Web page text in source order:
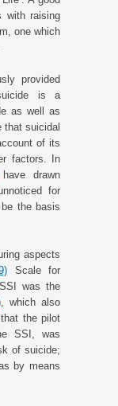
with raising
one which
provided
is a
as well as
that suicidal
of its
factors. In
drawn
for
the basis
aspects
Scale for
was the
which also
the pilot
SSI, was
of suicide;
by means